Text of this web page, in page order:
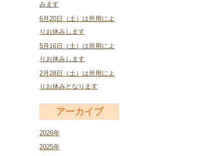
みます
6月20日（土）は所用によ
りお休みします
5月16日（土）は所用によ
りお休みします
2月28日（土）は所用によ
りお休みとなります
アーカイブ
2026年
2025年